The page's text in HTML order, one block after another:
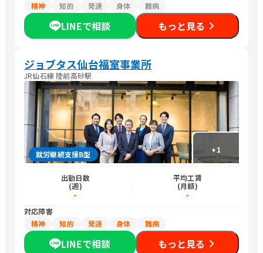
精神
知的 発達 身体 難病
LINEで相談 もっと見る
ジョブタス仙台福室事業所
JR仙石線 陸前高砂駅
+1
就労継続支援B型
出勤日数
(週)
-
平均工賃
(月額)
-
対応障害
精神
知的 発達 身体 難病
LINEで相談 もっと見る